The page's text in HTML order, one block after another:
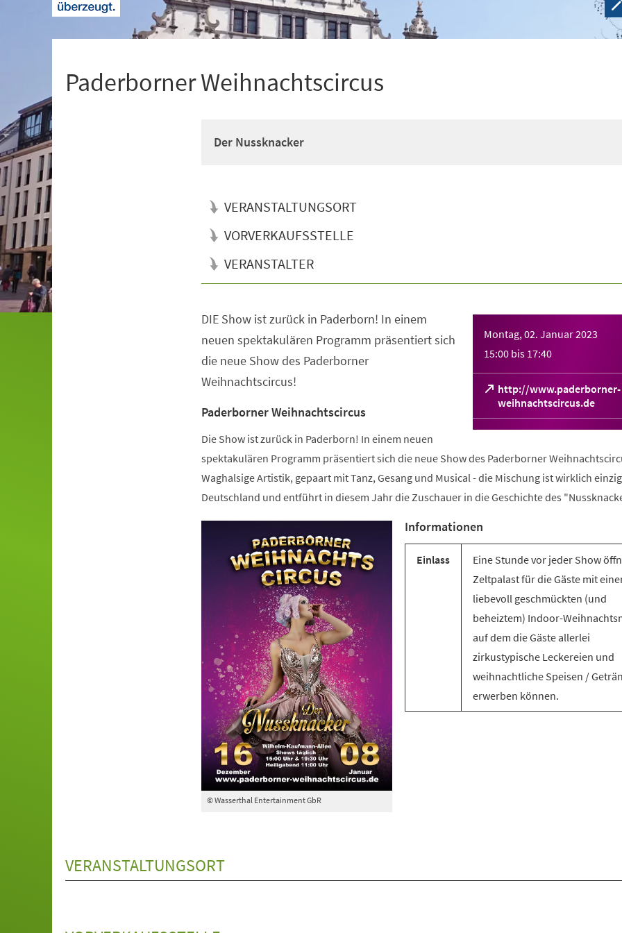
Paderborner Weihnachtscircus
Der Nussknacker
VERANSTALTUNGSORT
VORVERKAUFSSTELLE
VERANSTALTER
Montag, 02. Januar 2023
15:00 bis 17:40
http://www.paderborner-
weihnachtscircus.de
(Öffnet
in
einem
Tab)
DIE Show ist zurück in Paderborn! In einem
neuen spektakulären Programm präsentiert sich
die neue Show des Paderborner
Weihnachtscircus!
Paderborner Weihnachtscircus
Die Show ist zurück in Paderborn! In einem neuen
spektakulären Programm präsentiert sich die neue Show des Paderborner
Waghalsige Artistik, gepaart mit Tanz, Gesang und Musical - die Mischung ist wirklich
Deutschland und entführt in diesem Jahr die Zuschauer in die Geschichte des
© Wasserthal Entertainment GbR
Informationen
Einlass
Eine Stunde vor jeder Show
Zeltpalast für die Gäste mit
liebevoll geschmückten (und
beheiztem) Indoor-
auf dem die Gäste allerlei
zirkustypische Leckereien und
weihnachtliche Speisen /
erwerben können.
VERANSTALTUNGSORT